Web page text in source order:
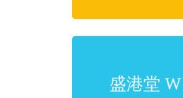
盛港堂